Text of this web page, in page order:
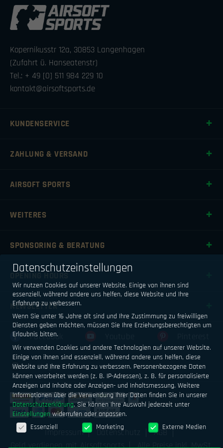
Kopernikusstr 12a, 30853 Langenhagen
(Zufahrt ü. Hanseatenstr)
Tel.: + 49 [0] 511 984 229 10
kontakt@airsoftsports.de
KUNDENSERVICE
ZAHLUNG & VERSAND
AIRSOFT SPORTS
WEITERES
SPONSORING & BERATUNG
NEWSLETTER
Facebook
Instagram
Impressum Datenschutz
AGB
Geld verdienen mit Airsoftsports
Alle Preise inkl. MwSt.
Datenschutzeinstellungen
Wir nutzen Cookies auf unserer Website. Einige von ihnen sind
essenziell, während andere uns helfen, diese Website und Ihre
Erfahrung zu verbessern.
Wenn Sie unter 16 Jahre alt sind und Ihre Zustimmung zu freiwilligen
Diensten geben möchten, müssen Sie Ihre Erziehungsberechtigten um
Erlaubnis bitten.
Wir verwenden Cookies und andere Technologien auf unserer Website.
Einige von ihnen sind essenziell, während andere uns helfen, diese
Website und Ihre Erfahrung zu verbessern. Personenbezogene Daten
können verarbeitet werden (z. B. IP-Adressen), z. B. für personalisierte
Anzeigen und Inhalte oder Anzeigen- und Inhaltsmessung. Weitere
Informationen über die Verwendung Ihrer Daten finden Sie in unserer
Datenschutzerklärung. Sie können Ihre Auswahl jederzeit unter
Einstellungen widerrufen oder anpassen.
Datenschutzeinstellungen
Essenziell Marketing Externe Medien